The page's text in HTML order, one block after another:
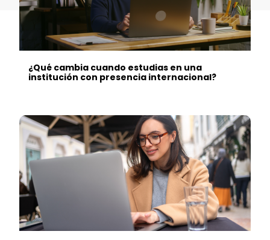
¿Qué cambia cuando estudias en una
institución con presencia internacional?